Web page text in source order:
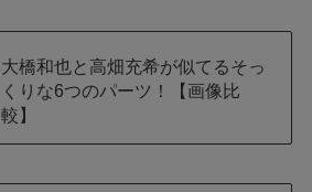
大橋和也と高畑充希が似てるそっ
くりな6つのパーツ！【画像比
較】